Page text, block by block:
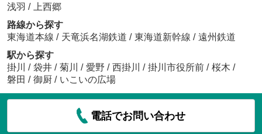
浅羽 /
上西郷
路線から探す
東海道本線 / 天竜浜名湖鉄道 / 東海道新幹線 / 遠州鉄道
駅から探す
掛川
/ 袋井 / 菊川 / 愛野 / 西掛川 / 掛川市役所前 / 桜木 /
磐田 / 御厨 / いこいの広場
電話でお問い合わせ